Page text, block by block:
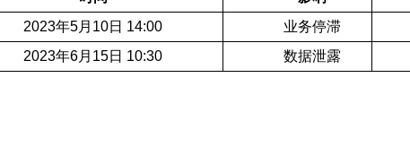
2023年5月10日 14:00 业务停滞
2023年6月15日 10:30 数据泄露